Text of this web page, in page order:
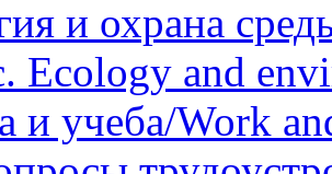
и охрана
Ecology and
и учеба/Work